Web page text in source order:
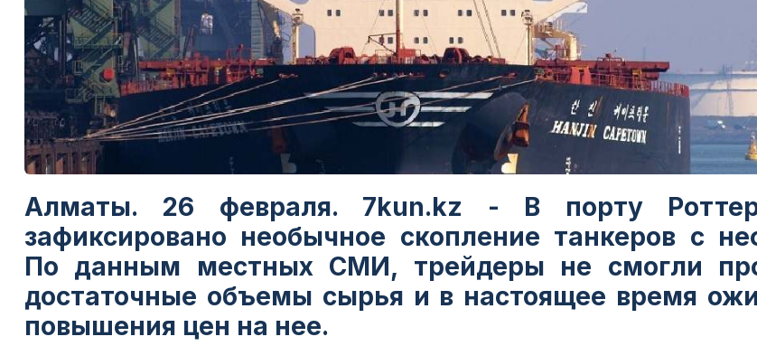
Алматы. 26 февраля. 7kun.kz - В порту
зафиксировано необычное скопление танкеров с
По данным местных СМИ, трейдеры не смогли
достаточные объемы сырья и в настоящее время
повышения цен на нее.